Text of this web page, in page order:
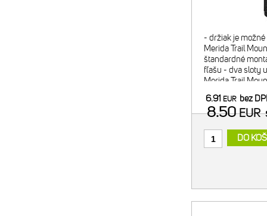
- držiak je
Merida Trail
štandardné
fľašu - dva sloty
Merida Trail
minipumpy) -
6.91 EUR bez
8.50EUR
DO